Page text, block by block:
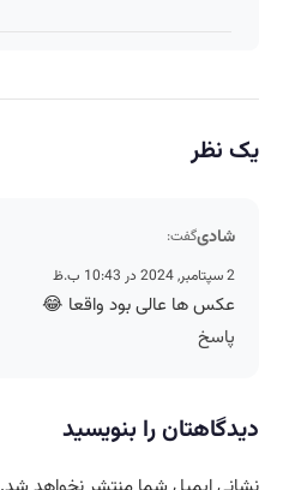
یک نظر
شادیگفت:
2 سپتامبر, 2024 در 10:43 ب.ظ
عکس ها عالی بود واقعا 😂
پاسخ
دیدگاهتان را بنویسید